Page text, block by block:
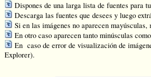
Dispones de una larga lista de fuentes para
Descarga las fuentes que desees y luego
Si en las imágenes no aparecen
En otro caso aparecen tanto minúsculas
En caso de error de visualización de
Explorer).